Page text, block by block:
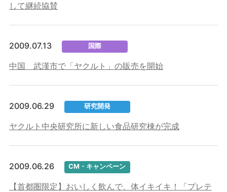
して継続協賛
2009.07.13 国際
中国 武漢市で「ヤクルト」の販売を開始
2009.06.29 研究開発
ヤクルト中央研究所に新しい食品研究棟が完成
2009.06.26 CM・キャンペーン
【首都圏限定】おいしく飲んで、体イキイキ！「プレテ